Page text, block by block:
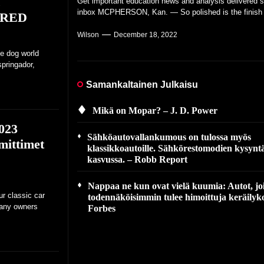
dog world
classic car
owners
inbox MCPHERSON, Kan. — So polished is the finish
Wilson December 18, 2022
Wilson December 17, 2022
Wilson December 16, 2022
Wilson December 14, 2022
Wilson December 12, 2022
Samankaltainen Julkaisu
Mikä on Mopar? – J. D. Power
Sähköautovallankumous on tulossa myös
klassikkoautoille. Sähkörestomodien
kasvussa. – Robb Report
Nappaa ne kun ovat vielä kuumia: Autot,
todennäköisimmin tulee himoittuja
Forbes